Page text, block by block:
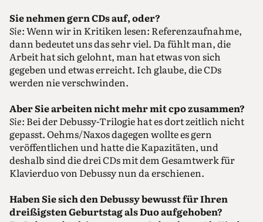
Sie nehmen gern CDs auf, oder?
Sie:Wenn wir in Kritiken lesen: Referenzaufnahme,
dann bedeutet uns das sehr viel. Da fühlt man, die
Arbeit hat sich gelohnt, man hat etwas von sich
gegeben und etwas erreicht. Ich glaube, die CDs
werden nie verschwinden.
Aber Sie arbeiten nicht mehr mit cpo zusammen?
Sie: Bei der Debussy-Trilogie hat es dort zeitlich nicht
gepasst. Oehms/Naxos dagegen wollte es gern
veröffentlichen und hatte die Kapazitäten, und
deshalb sind die drei CDs mit dem Gesamtwerk für
Klavierduo von Debussy nun da erschienen.
Haben Sie sich den Debussy bewusst für Ihren
dreißigsten Geburtstag als Duo aufgehoben?